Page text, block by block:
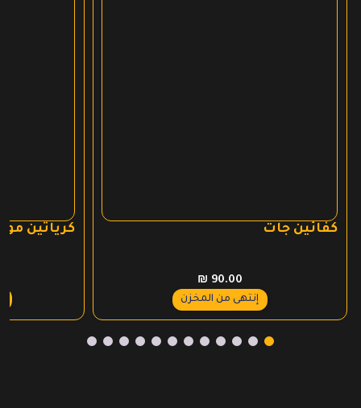
كفائين جات
₪ 90.00
إنتهى من المخزن
كرياتين